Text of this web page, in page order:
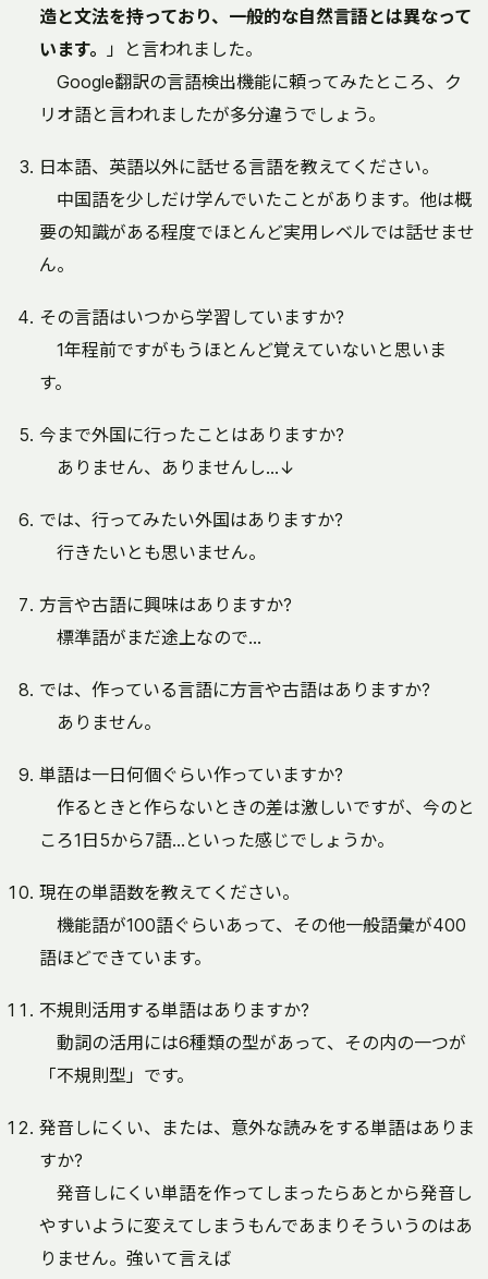
造と文法を持っており、一般的な自然言語とは異なって
います。 」と言われました。
Google翻訳の言語検出機能に頼ってみたところ、ク
リオ語と言われましたが多分違うでしょう。
日本語、英語以外に話せる言語を教えてください。
中国語を少しだけ学んでいたことがあります。他は概
要の知識がある程度でほとんど実用レベルでは話せませ
ん。
その言語はいつから学習していますか?
1年程前ですがもうほとんど覚えていないと思いま
す。
今まで外国に行ったことはありますか?
ありません、ありませんし…↓
では、行ってみたい外国はありますか?
行きたいとも思いません。
方言や古語に興味はありますか?
標準語がまだ途上なので…
では、作っている言語に方言や古語はありますか?
ありません。
単語は一日何個ぐらい作っていますか?
作るときと作らないときの差は激しいですが、今のと
ころ1日5から7語…といった感じでしょうか。
現在の単語数を教えてください。
機能語が100語ぐらいあって、その他一般語彙が400
語ほどできています。
不規則活用する単語はありますか?
動詞の活用には6種類の型があって、その内の一つが
「不規則型」です。
発音しにくい、または、意外な読みをする単語はありま
すか?
発音しにくい単語を作ってしまったらあとから発音し
やすいように変えてしまうもんであまりそういうのはあ
りません。強いて言えば